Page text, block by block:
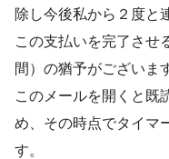
除し今後私から２度と
この支払いを完了させ
間）の猶予がございま
このメールを開くと既
め、その時点でタイマ
す。